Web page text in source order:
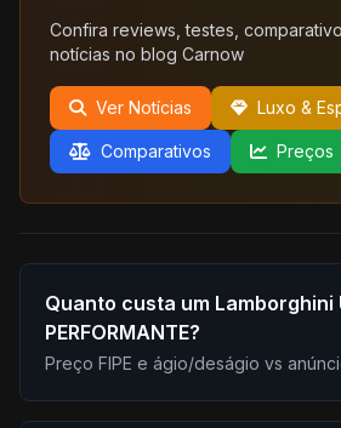
Confira reviews, testes,
notícias no blog Carnow
Ver Notícias Luxo &
Comparativos Preços
Quanto custa um Lamborghini
PERFORMANTE?
Preço FIPE e ágio/deságio vs